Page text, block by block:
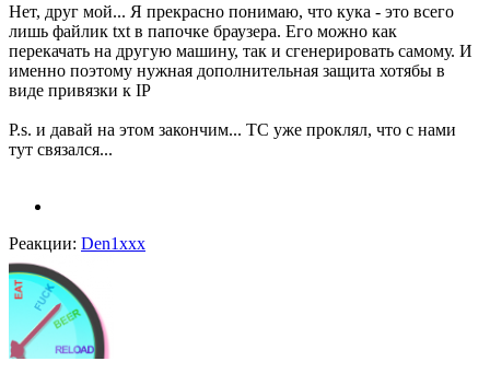
Нет, друг мой... Я прекрасно понимаю, что кука - это всего
лишь файлик txt в папочке браузера. Его можно как
перекачать на другую машину, так и сгенерировать самому. И
именно поэтому нужная дополнительная защита хотябы в
виде привязки к IP
P.s. и давай на этом закончим... ТС уже проклял, что с нами
тут связался...
Реакции: Den1xxx